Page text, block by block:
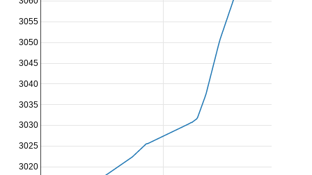
3020
3025
3030
3035
3040
3045
3050
3055